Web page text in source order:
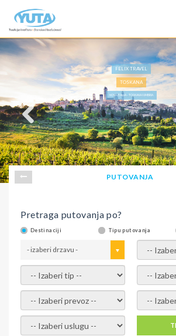
FELIX TRAVEL
TOSKANA
NOVA ITALIJA - TOSKANA I UMBRIA
PUTOVANJA
Pretraga putovanja po?
Destinaciji Tipu putovanja
- izaberi drzavu - - izaberi
- izaberi tip - - izaberi
- izaberi prevoz - -
- Izaberite uslugu -